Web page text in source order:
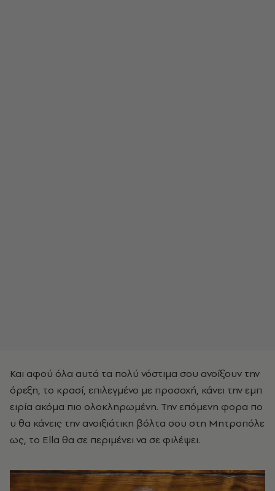
Και αφού όλα αυτά τα πολύ νόστιμα σου ανοίξουν την
όρεξη, το κρασί, επιλεγμένο με προσοχή, κάνει την εμπ
ειρία ακόμα πιο ολοκληρωμένη. Την επόμενη φορα πο
υ θα κάνεις την ανοιξιάτικη βόλτα σου στη Μητροπόλε
ως, το Ella θα σε περιμένει να σε φιλέψει.